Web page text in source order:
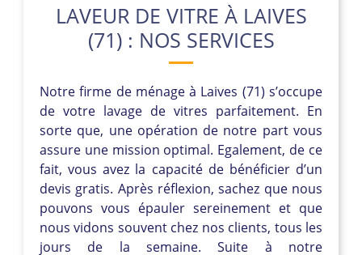
LAVEUR DE VITRE À LAIVES
(71) : NOS SERVICES
Notre firme de ménage à Laives (71) s’occupe
de votre lavage de vitres parfaitement. En
sorte que, une opération de notre part vous
assure une mission optimal. Egalement, de ce
fait, vous avez la capacité de bénéficier d’un
devis gratis. Après réflexion, sachez que nous
pouvons vous épauler sereinement et que
nous vidons souvent chez nos clients, tous les
jours de la semaine. Suite à notre